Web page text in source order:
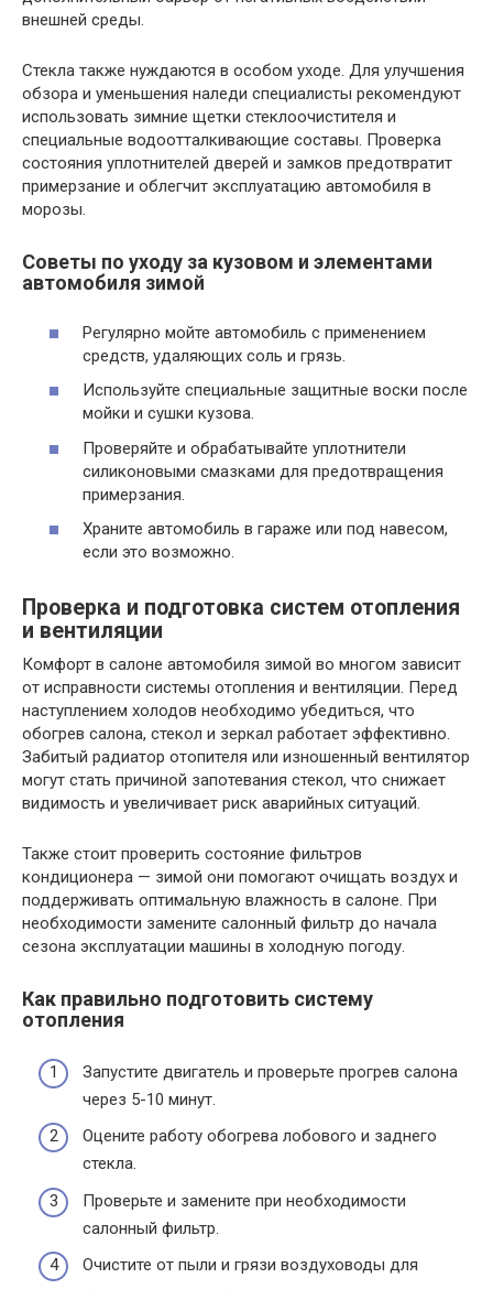
внешней среды.
Стекла также нуждаются в особом уходе. Для улучшения
обзора и уменьшения наледи специалисты рекомендуют
использовать зимние щетки стеклоочистителя и
специальные водоотталкивающие составы. Проверка
состояния уплотнителей дверей и замков предотвратит
примерзание и облегчит эксплуатацию автомобиля в
морозы.
Советы по уходу за кузовом и элементами
автомобиля зимой
Регулярно мойте автомобиль с применением
средств, удаляющих соль и грязь.
Используйте специальные защитные воски после
мойки и сушки кузова.
Проверяйте и обрабатывайте уплотнители
силиконовыми смазками для предотвращения
примерзания.
Храните автомобиль в гараже или под навесом,
если это возможно.
Проверка и подготовка систем отопления
и вентиляции
Комфорт в салоне автомобиля зимой во многом зависит
от исправности системы отопления и вентиляции. Перед
наступлением холодов необходимо убедиться, что
обогрев салона, стекол и зеркал работает эффективно.
Забитый радиатор отопителя или изношенный вентилятор
могут стать причиной запотевания стекол, что снижает
видимость и увеличивает риск аварийных ситуаций.
Также стоит проверить состояние фильтров
кондиционера — зимой они помогают очищать воздух и
поддерживать оптимальную влажность в салоне. При
необходимости замените салонный фильтр до начала
сезона эксплуатации машины в холодную погоду.
Как правильно подготовить систему
отопления
Запустите двигатель и проверьте прогрев салона
через 5-10 минут.
Оцените работу обогрева лобового и заднего
стекла.
Проверьте и замените при необходимости
салонный фильтр.
Очистите от пыли и грязи воздуховоды для